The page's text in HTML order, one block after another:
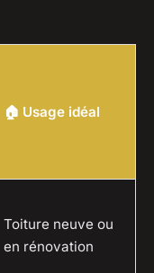
🏠 Usage idéal
Toiture neuve ou
en rénovation